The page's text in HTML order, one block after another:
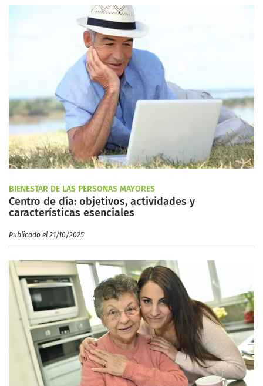
BIENESTAR DE LAS PERSONAS MAYORES
Centro de día: objetivos, actividades y
características esenciales
Publicado el 21/10/2025